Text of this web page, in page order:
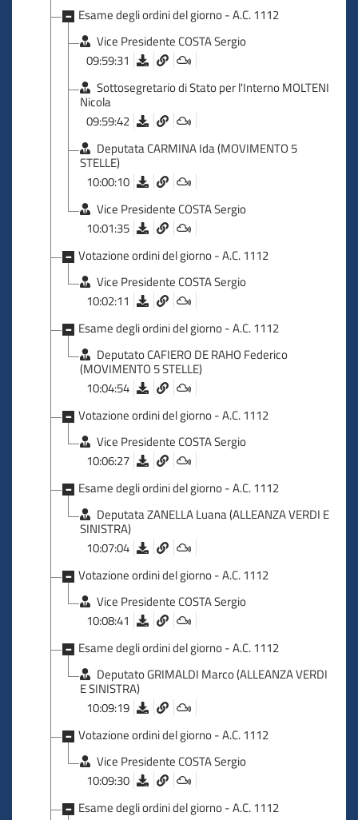
Esame degli ordini del giorno - A.C. 1112
Vice Presidente COSTA Sergio
09:59:31
Sottosegretario di Stato per l'Interno MOLTENI
Nicola
09:59:42
Deputata CARMINA Ida (MOVIMENTO 5
STELLE)
10:00:10
Vice Presidente COSTA Sergio
10:01:35
Votazione ordini del giorno - A.C. 1112
Vice Presidente COSTA Sergio
10:02:11
Esame degli ordini del giorno - A.C. 1112
Deputato CAFIERO DE RAHO Federico
(MOVIMENTO 5 STELLE)
10:04:54
Votazione ordini del giorno - A.C. 1112
Vice Presidente COSTA Sergio
10:06:27
Esame degli ordini del giorno - A.C. 1112
Deputata ZANELLA Luana (ALLEANZA VERDI E
SINISTRA)
10:07:04
Votazione ordini del giorno - A.C. 1112
Vice Presidente COSTA Sergio
10:08:41
Esame degli ordini del giorno - A.C. 1112
Deputato GRIMALDI Marco (ALLEANZA VERDI
E SINISTRA)
10:09:19
Votazione ordini del giorno - A.C. 1112
Vice Presidente COSTA Sergio
10:09:30
Esame degli ordini del giorno - A.C. 1112